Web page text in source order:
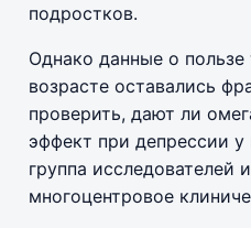
подростков.
Однако данные о
возрасте оставались
проверить, дают ли
эффект при депрессии
группа исследователей
многоцентровое